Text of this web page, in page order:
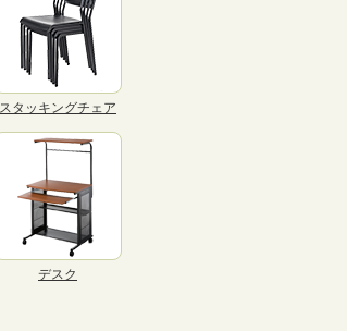
スタッキングチェア
デスク